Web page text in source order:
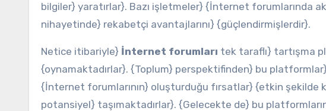
bilgiler} yaratırlar}. Bazı işletmeler} {İnternet forumlarında
nihayetinde} rekabetçi avantajlarını} {güçlendirmişlerdir}.
Netice itibariyle} İnternet forumları tek taraflı} tartışma
{oynamaktadırlar}. {Toplum} perspektifinden} bu
{İnternet forumlarının} oluşturduğu fırsatlar} {etkin şekilde
potansiyel} taşımaktadırlar}. {Gelecekte de} bu